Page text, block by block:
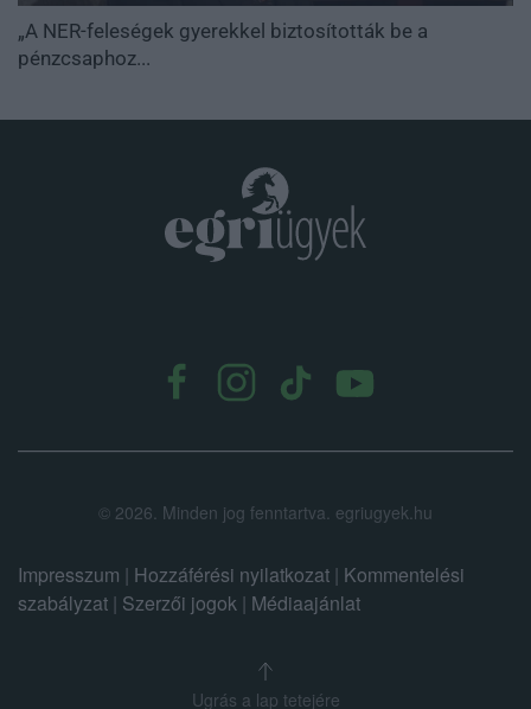
„A NER-feleségek gyerekkel biztosították be a
pénzcsaphoz...
© 2026. Minden jog fenntartva. egriugyek.hu
Impresszum | Hozzáférési nyilatkozat | Kommentelési
szabályzat | Szerzői jogok | Médiaajánlat
Ugrás a lap tetejére